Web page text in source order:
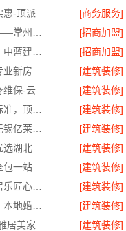
[商务服务]
[招商加盟]
[招商加盟]
[建筑装修]
[建筑装修]
[建筑装修]
[建筑装修]
[建筑装修]
[建筑装修]
[建筑装修]
[建筑装修]
居美家 [建筑装修]